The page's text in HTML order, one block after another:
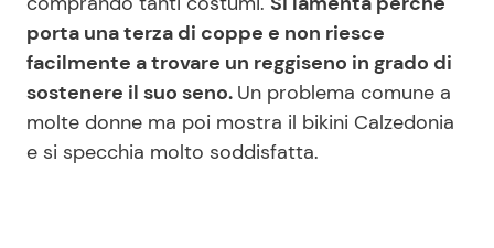
porta una terza di coppe e non riesce
facilmente a trovare un reggiseno in grado di
sostenere il suo seno. Un problema comune a
molte donne ma poi mostra il bikini Calzedonia
e si specchia molto soddisfatta.